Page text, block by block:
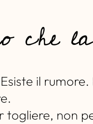
che
il
togliere, non